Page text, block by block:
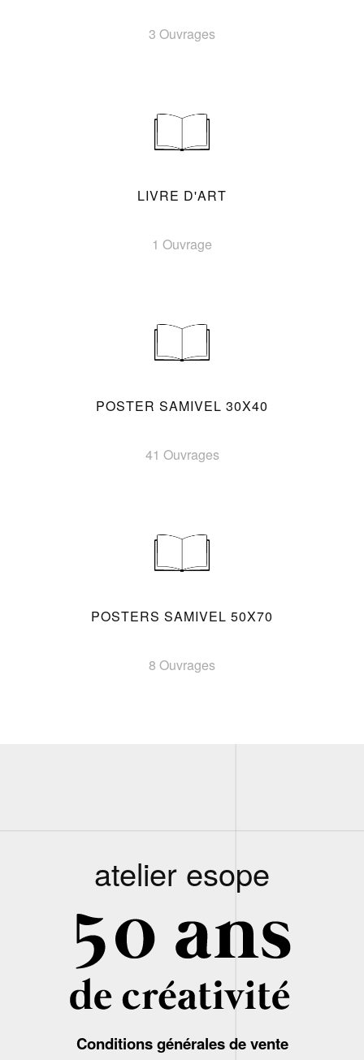
3 Ouvrages
LIVRE D'ART
1 Ouvrage
POSTER SAMIVEL 30X40
41 Ouvrages
POSTERS SAMIVEL 50X70
8 Ouvrages
atelier esope
Conditions générales de vente